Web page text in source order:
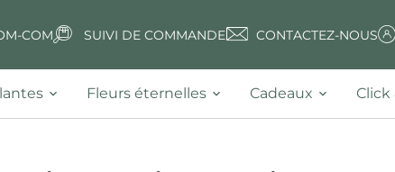
COM SUIVI DE COMMANDE CONTACTEZ-NOUS
Fleurs éternelles Cadeaux Click